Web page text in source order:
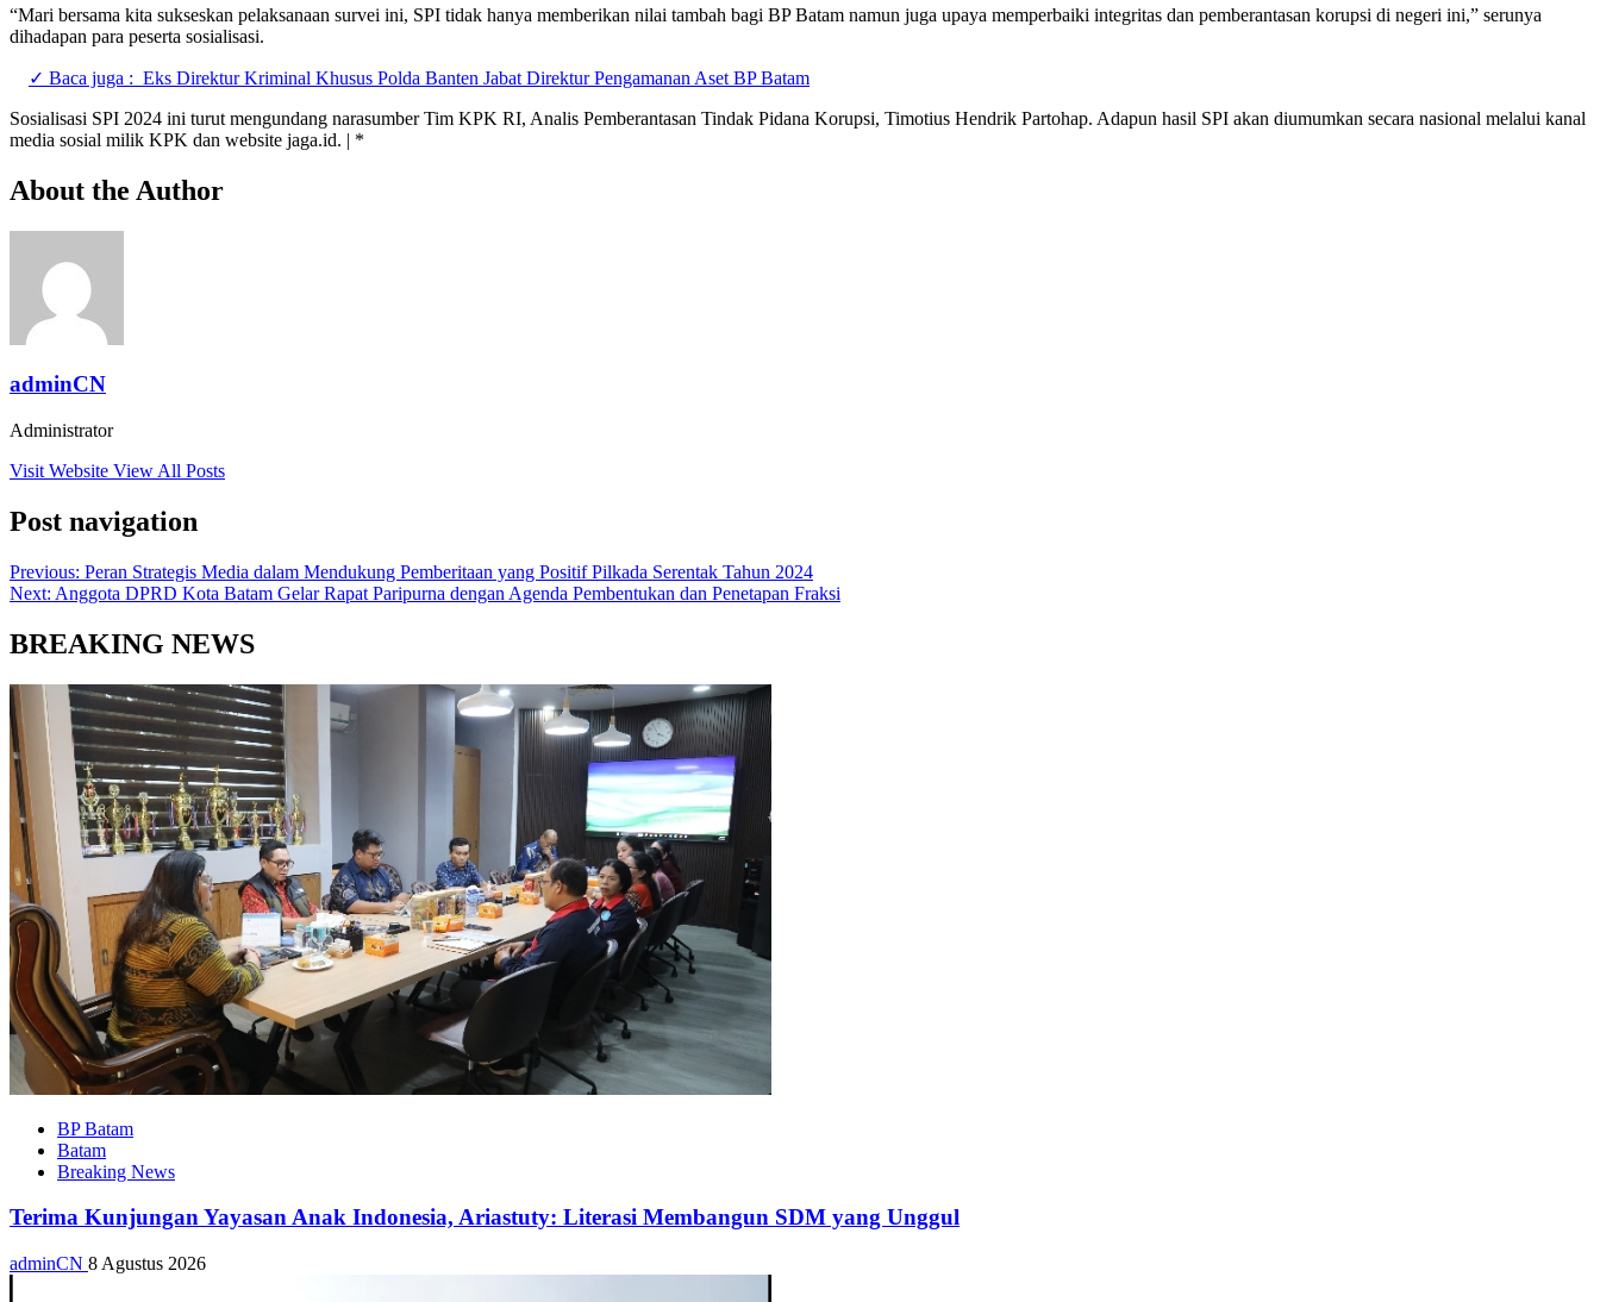
“Mari bersama kita sukseskan pelaksanaan survei ini, SPI tidak hanya memberikan nilai tambah bagi BP Batam namun juga upaya memperbaiki integritas dan pemberantasan korupsi di negeri ini,” serunya
dihadapan para peserta sosialisasi.
✓ Baca juga : Eks Direktur Kriminal Khusus Polda Banten Jabat Direktur Pengamanan Aset BP Batam
Sosialisasi SPI 2024 ini turut mengundang narasumber Tim KPK RI, Analis Pemberantasan Tindak Pidana Korupsi, Timotius Hendrik Partohap. Adapun hasil SPI akan diumumkan secara nasional melalui kanal
media sosial milik KPK dan website jaga.id. | *
About the Author
adminCN
Administrator
Visit Website View All Posts
Post navigation
Previous: Peran Strategis Media dalam Mendukung Pemberitaan yang Positif Pilkada Serentak Tahun 2024
Next: Anggota DPRD Kota Batam Gelar Rapat Paripurna dengan Agenda Pembentukan dan Penetapan Fraksi
BREAKING NEWS
BP Batam
Batam
Breaking News
Terima Kunjungan Yayasan Anak Indonesia, Ariastuty: Literasi Membangun SDM yang Unggul
adminCN 8 Agustus 2026